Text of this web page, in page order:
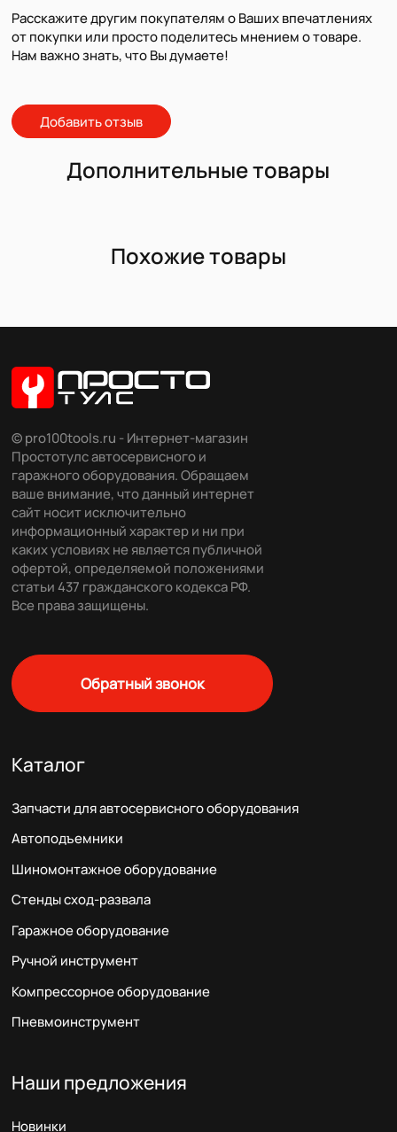
Расскажите другим покупателям о Ваших впечатлениях
от покупки или просто поделитесь мнением о товаре.
Нам важно знать, что Вы думаете!
Добавить отзыв
Дополнительные товары
Похожие товары
© pro100tools.ru - Интернет-магазин
Простотулс автосервисного и
гаражного оборудования. Обращаем
ваше внимание, что данный интернет
сайт носит исключительно
информационный характер и ни при
каких условиях не является публичной
офертой, определяемой положениями
статьи 437 гражданского кодекса РФ.
Все права защищены.
Обратный звонок
Каталог
Запчасти для автосервисного оборудования
Автоподъемники
Шиномонтажное оборудование
Стенды сход-развала
Гаражное оборудование
Ручной инструмент
Компрессорное оборудование
Пневмоинструмент
Наши предложения
Новинки